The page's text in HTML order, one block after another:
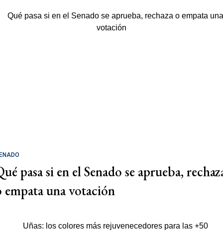
pasa si en el Senado se aprueba,
empata una votación